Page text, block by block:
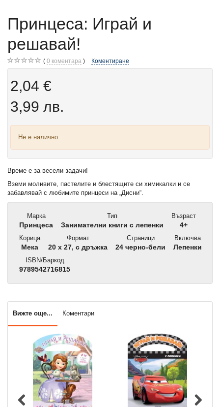
Принцеса: Играй и
решавай!
0 коментара Коментиране
2,04 €
3,99 лв.
Не е налично
Време е за весели задачи!
Вземи моливите, пастелите и блестящите си химикалки и се
забавлявай с любимите принцеси на „Дисни“.
Марка
Принцеса
Тип
Занимателни книги с лепенки
Възраст
4+
Корица
Мека
Формат
20 x 27, с дръжка
Страници
24 черно-бели
Включва
Лепенки
ISBN/Баркод
9789542716815
Вижте още... Коментари